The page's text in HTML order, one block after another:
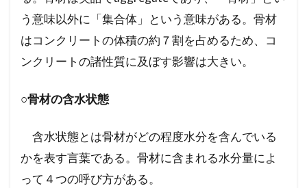
う意味以外に「集合体」という意味がある。骨材
はコンクリートの体積の約７割を占めるため、コ
ンクリートの諸性質に及ぼす影響は大きい。
○骨材の含水状態
含水状態とは骨材がどの程度水分を含んでいる
かを表す言葉である。骨材に含まれる水分量によ
って４つの呼び方がある。